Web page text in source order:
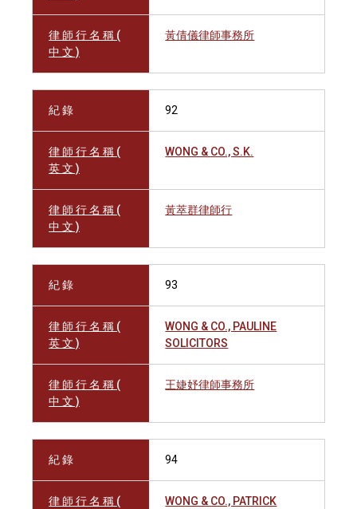
律 師 行 名 稱 (
中 文 )
黃倩儀律師事務所
紀 錄 92
律 師 行 名 稱 (
英 文 )
WONG & CO., S.K.
律 師 行 名 稱 (
中 文 )
黃萃群律師行
紀 錄 93
律 師 行 名 稱 (
英 文 )
WONG & CO., PAULINE
SOLICITORS
律 師 行 名 稱 (
中 文 )
王婕妤律師事務所
紀 錄 94
律 師 行 名 稱 (
WONG & CO., PATRICK